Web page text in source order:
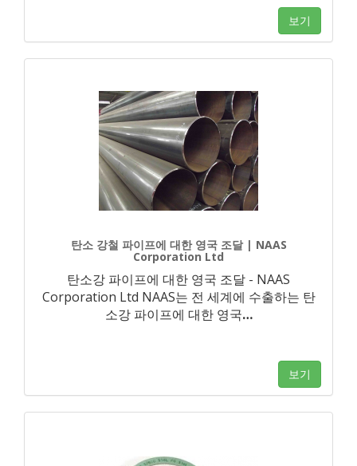
보기
탄소 강철 파이프에 대한 영국 조달 | NAAS
Corporation Ltd
탄소강 파이프에 대한 영국 조달 - NAAS
Corporation Ltd NAAS는 전 세계에 수출하는 탄
소강 파이프에 대한 영국…
보기